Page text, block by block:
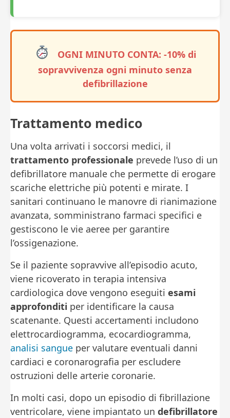
OGNI MINUTO CONTA: -10% di
sopravvivenza ogni minuto senza
defibrillazione
Trattamento medico
Una volta arrivati i soccorsi medici, il
trattamento professionale prevede l’uso di un
defibrillatore manuale che permette di erogare
scariche elettriche più potenti e mirate. I
sanitari continuano le manovre di rianimazione
avanzata, somministrano farmaci specifici e
gestiscono le vie aeree per garantire
l’ossigenazione.
Se il paziente sopravvive all’episodio acuto,
viene ricoverato in terapia intensiva
cardiologica dove vengono eseguiti esami
approfonditi per identificare la causa
scatenante. Questi accertamenti includono
elettrocardiogramma, ecocardiogramma,
analisi sangue per valutare eventuali danni
cardiaci e coronarografia per escludere
ostruzioni delle arterie coronarie.
In molti casi, dopo un episodio di fibrillazione
ventricolare, viene impiantato un defibrillatore